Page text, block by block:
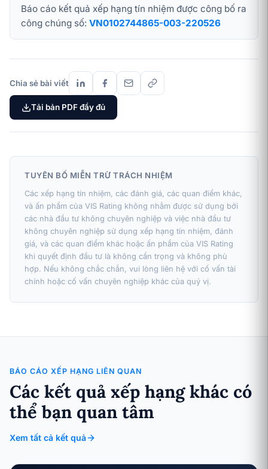
Báo cáo kết quả xếp hạng tín nhiệm được công bố ra
công chúng số: VN0102744865-003-220526
Chia sẻ bài viết
Tải bản PDF đầy đủ
TUYÊN BỐ MIỄN TRỪ TRÁCH NHIỆM
Các xếp hạng tín nhiệm, các đánh giá, các quan điểm khác,
và ấn phẩm của VIS Rating không nhằm được sử dụng bởi
các nhà đầu tư không chuyên nghiệp và việc nhà đầu tư
không chuyên nghiệp sử dụng xếp hạng tín nhiệm, đánh
giá, và các quan điểm khác hoặc ấn phẩm của VIS Rating
khi quyết định đầu tư là không cẩn trọng và không phù
hợp. Nếu không chắc chắn, vui lòng liên hệ với cố vấn tài
chính hoặc cố vấn chuyên nghiệp khác của quý vị.
BÁO CÁO XẾP HẠNG LIÊN QUAN
Các kết quả xếp hạng khác có
thể bạn quan tâm
Xem tất cả kết quả